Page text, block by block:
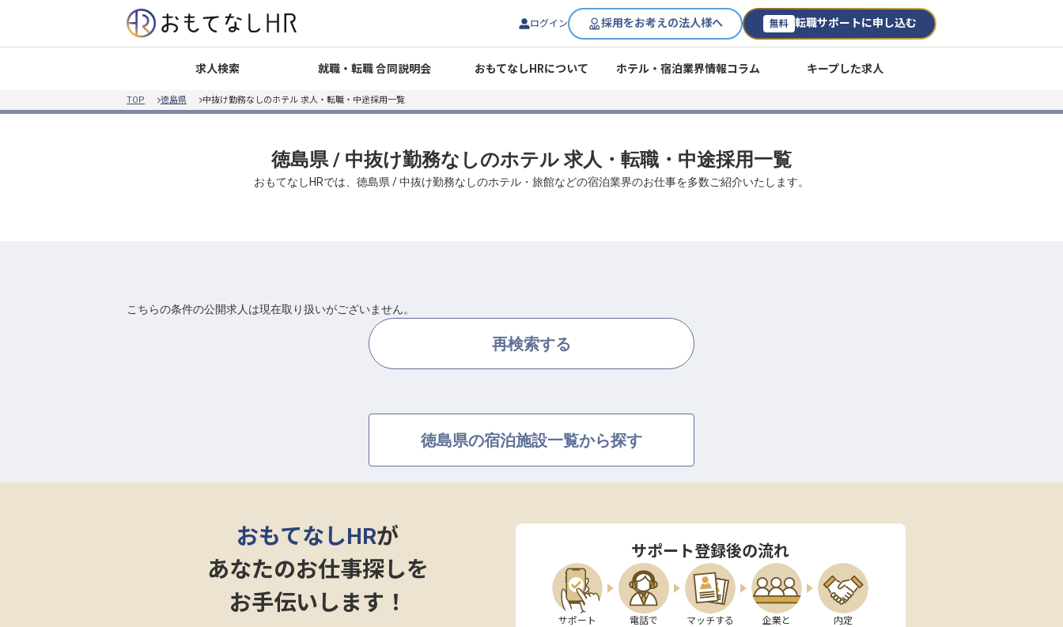
ログイン 採用をお考えの法人様へ 無料 転職サポートに申し込む
求人検索 就職・転職 合同説明会 おもてなしHRについて ホテル・宿泊業界情報コラム キープした求人
TOP 徳島県 中抜け勤務なしのホテル 求人・転職・中途採用一覧
徳島県 / 中抜け勤務なしのホテル 求人・転職・中途採用一覧
おもてなしHRでは、徳島県 / 中抜け勤務なしのホテル・旅館などの宿泊業界のお仕事を多数ご紹介いたします。
こちらの条件の公開求人は現在取り扱いがございません。
再検索する
徳島県の宿泊施設一覧から探す
おもてなしHRが
あなたのお仕事探しを
お手伝いします！
サポート登録後の流れ
サポート
電話で
マッチする
企業と
内定